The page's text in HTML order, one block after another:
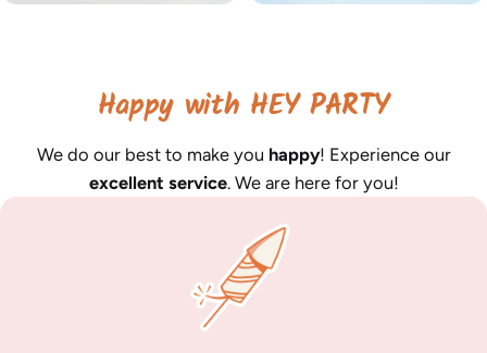
Happy with HEY PARTY
We do our best to make you happy! Experience our
excellent service. We are here for you!